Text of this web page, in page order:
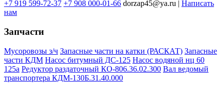
+7 919 599-72-37 +7 908 000-01-66 dorzap45@ya.ru | Написать
нам
Запчасти
Мусоровозы з/ч Запасные части на катки (РАСКАТ) Запасные
части КДМ Насос битумный ДС-125 Насос водяной нц 60
125а Редуктор раздаточный КО-806.36.02.300 Вал ведомый
транспортера КДМ-130Б.31.40.000